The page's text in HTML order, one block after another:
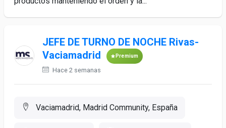
JEFE DE TURNO DE NOCHE Rivas-
Vaciamadrid
Premium
Hace 2 semanas
Vaciamadrid, Madrid Community, España